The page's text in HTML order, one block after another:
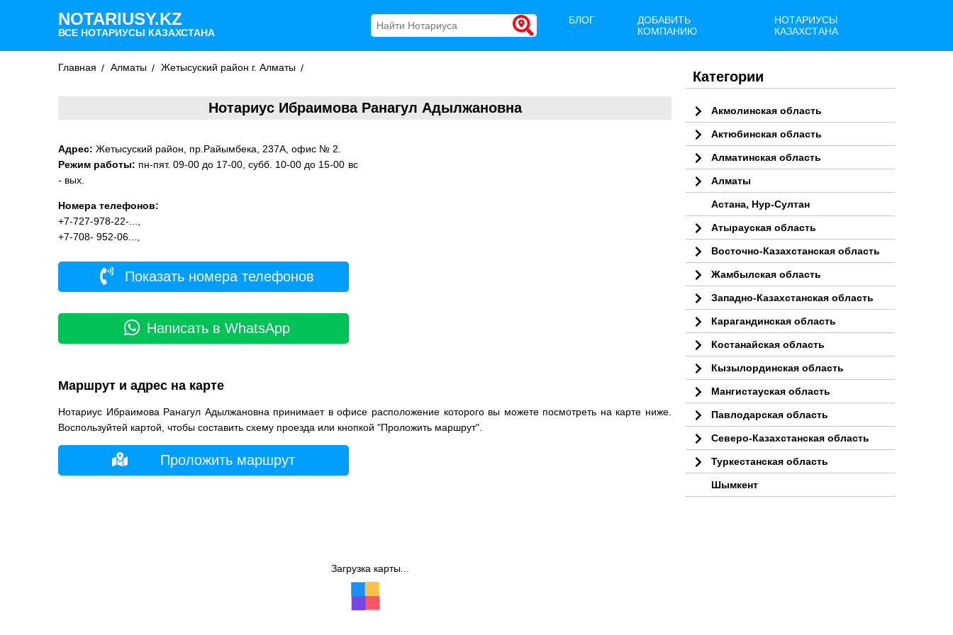
NOTARIUSY.KZ
ВСЕ НОТАРИУСЫ КАЗАХСТАНА
БЛОГ
ДОБАВИТЬ
КОМПАНИЮ
НОТАРИУСЫ
КАЗАХСТАНА
Главная Алматы Жетысуский район г. Алматы
Нотариус Ибраимова Ранагул Адылжановна
Адрес: Жетысуский район, пр.Райымбека, 237А, офис № 2.
Режим работы: пн-пят. 09-00 до 17-00, субб. 10-00 до 15-00 вс
- вых.
Номера телефонов:
+7-727-978-22-...,
+7-708- 952-06...,
Показать номера телефонов
Написать в WhatsApp
Маршрут и адрес на карте
Нотариус Ибраимова Ранагул Адылжановна принимает в офисе расположение которого вы можете посмотреть на карте ниже.
Воспользуйтей картой, чтобы составить схему проезда или кнопкой "Проложить маршрут".
Проложить маршрут
Загрузка карты...
Категории
Акмолинская область
Актюбинская область
Алматинская область
Алматы
Астана, Нур-Султан
Атырауская область
Восточно-Казахстанская область
Жамбылская область
Западно-Казахстанская область
Карагандинская область
Костанайская область
Кызылординская область
Мангистауская область
Павлодарская область
Северо-Казахстанская область
Туркестанская область
Шымкент